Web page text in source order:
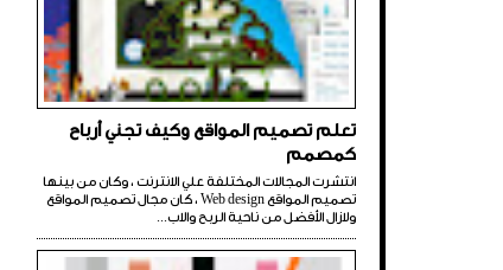
تعلم تصميم المواقع وكيف تجني أرباح
كمصمم
انتشرت المجالات المختلفة علي الانترنت ، وكان من بينها
تصميم المواقع Web design ، كان مجال تصميم المواقع
ولازال الأفضل من ناحية الربح والاب...